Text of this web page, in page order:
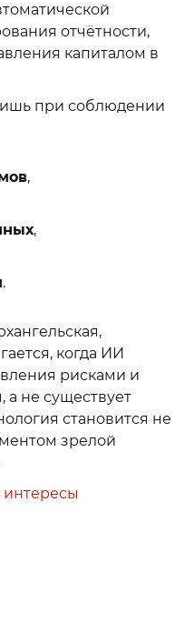
отчётности,
капиталом в
при соблюдении
,
,
.
когда ИИ
рисками и
а не существует
становится не
зрелой